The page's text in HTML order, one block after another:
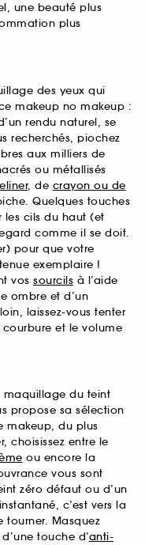
une beauté plus
plus
des yeux qui
makeup no makeup :
rendu naturel, se
recherchés, piochez
aux milliers de
ou métallisés
, de crayon ou de
Quelques touches
les cils du haut (et
comme il se doit.
pour que votre
exemplaire !
vos sourcils à l’aide
ombre et d’un
laissez-vous tenter
et le volume
maquillage du teint
propose sa sélection
makeup, du plus
choisissez entre le
ou encore la
vous sont
zéro défaut ou d’un
c’est vers la
tourner. Masquez
touche d’anti-